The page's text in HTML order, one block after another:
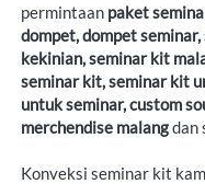
permintaan paket
dompet, dompet
kekinian, seminar kit
seminar kit, seminar kit
untuk seminar, custom
merchendise malang dan
Konveksi seminar kit